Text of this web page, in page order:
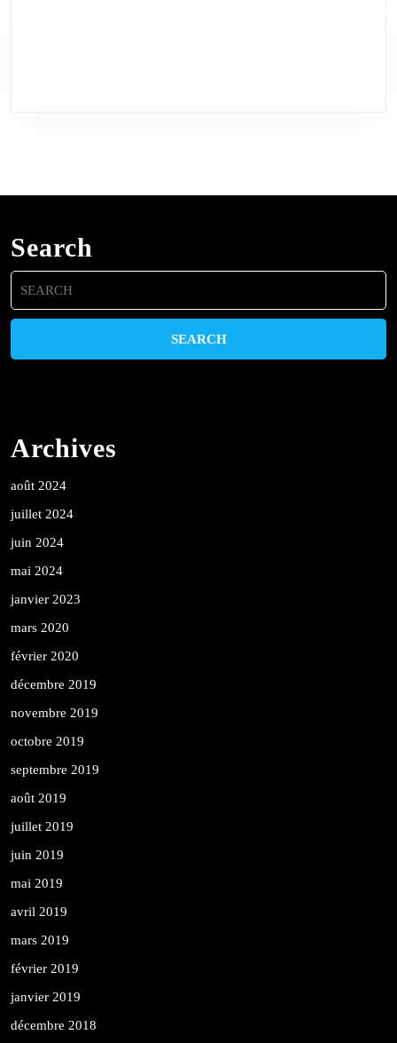
Search
Search
for:
Archives
août 2024
juillet 2024
juin 2024
mai 2024
janvier 2023
mars 2020
février 2020
décembre 2019
novembre 2019
octobre 2019
septembre 2019
août 2019
juillet 2019
juin 2019
mai 2019
avril 2019
mars 2019
février 2019
janvier 2019
décembre 2018